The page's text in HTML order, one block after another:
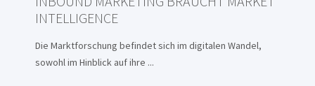
INTELLIGENCE
Die Marktforschung befindet sich im digitalen Wandel,
sowohl im Hinblick auf ihre ...